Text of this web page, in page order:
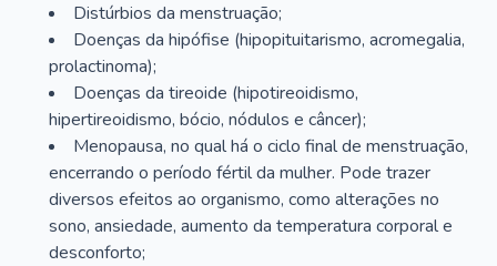
Distúrbios da menstruação;
Doenças da hipófise (hipopituitarismo, acromegalia,
prolactinoma);
Doenças da tireoide (hipotireoidismo,
hipertireoidismo, bócio, nódulos e câncer);
Menopausa, no qual há o ciclo final de menstruação,
encerrando o período fértil da mulher. Pode trazer
diversos efeitos ao organismo, como alterações no
sono, ansiedade, aumento da temperatura corporal e
desconforto;